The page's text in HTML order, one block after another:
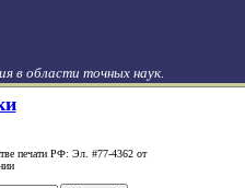
в области точных наук.
печати РФ: Эл. #77-4362 от